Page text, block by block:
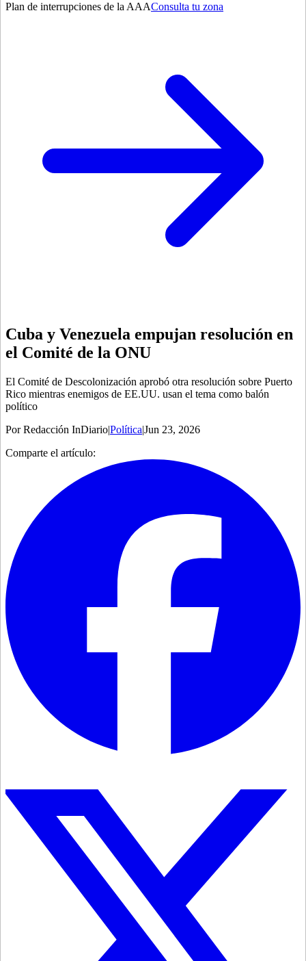
Plan de interrupciones de la AAAConsulta tu zona
Cuba y Venezuela empujan resolución en
el Comité de la ONU
El Comité de Descolonización aprobó otra resolución sobre Puerto
Rico mientras enemigos de EE.UU. usan el tema como balón
político
Por Redacción InDiario|Política|Jun 23, 2026
Comparte el artículo: